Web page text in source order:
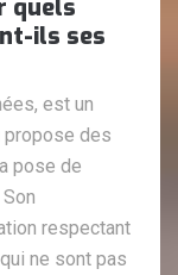
quels
ils ses
est un
des
pose de
respectant
ne sont pas